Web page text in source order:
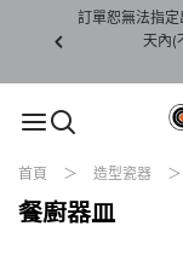
下水)，若
訂單恕無法指
天內(
首頁 造型瓷器
餐廚器皿